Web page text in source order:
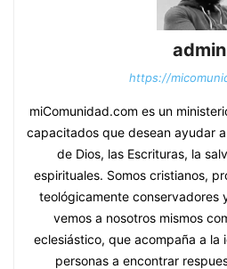
admin
https://
miComunidad.com es un
capacitados que desean ayudar
de Dios, las Escrituras, la
espirituales. Somos cristianos,
teológicamente conservadores
vemos a nosotros mismos
eclesiástico, que acompaña a la
personas a encontrar